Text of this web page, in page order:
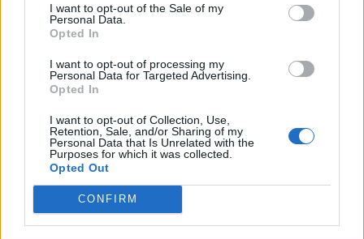
I want to opt-out of the Sale of my
Personal Data.
Opted In
I want to opt-out of processing my
Personal Data for Targeted Advertising.
Opted In
I want to opt-out of Collection, Use,
Retention, Sale, and/or Sharing of my
Personal Data that Is Unrelated with the
Purposes for which it was collected.
Opted Out
CONFIRM
Festival dei Fiori a
Sanremo, grande
attesa per il Convegno
Fleurs
16 Marzo 2026
In "Ponente Ligure"